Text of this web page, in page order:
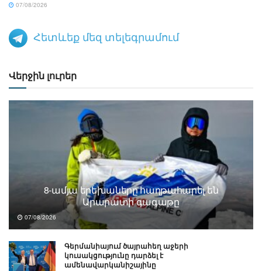
07/08/2026
Հետևեք մեզ տելեգրամում
Վերջին լուրեր
8-ամյա երեխաները հաղթահարել են
Արարատի գագաթը
07/08/2026
Գերմանիայում ծայրահեղ աջերի
կուսակցությունը դարձել է
ամենավարկանիշայինը